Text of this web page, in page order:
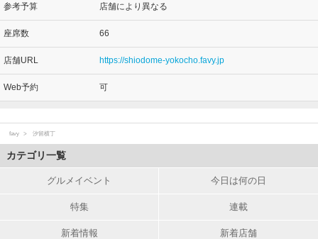
参考予算 店舗により異なる
座席数 66
店舗URL https://shiodome-yokocho.favy.jp
Web予約 可
favy 汐留横丁
カテゴリ一覧
グルメイベント 今日は何の日
特集 連載
新着情報 新着店舗